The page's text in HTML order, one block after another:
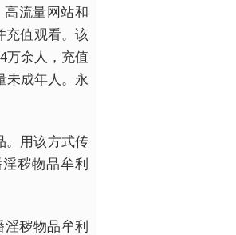
高流量网站和
充值观看。该
万余人，充值
未成年人。永
。用该方式传
秽物品牟利
秽物品牟利